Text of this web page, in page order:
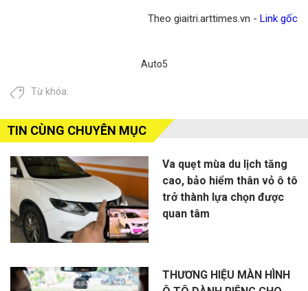
Theo giaitri.arttimes.vn - Link gốc
Auto5
Từ khóa:
TIN CÙNG CHUYÊN MỤC
Va quẹt mùa du lịch tăng
cao, bảo hiểm thân vỏ ô tô
trở thành lựa chọn được
quan tâm
THƯƠNG HIỆU MÀN HÌNH